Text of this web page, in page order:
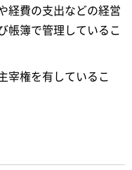
経費の支出などの経営
帳簿で管理しているこ
宰権を有しているこ